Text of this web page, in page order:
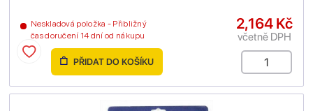
Neskladová položka - Přibližný
čas doručení 14 dní od nákupu
2,164 Kč
včetně DPH
PŘIDAT DO KOŠÍKU